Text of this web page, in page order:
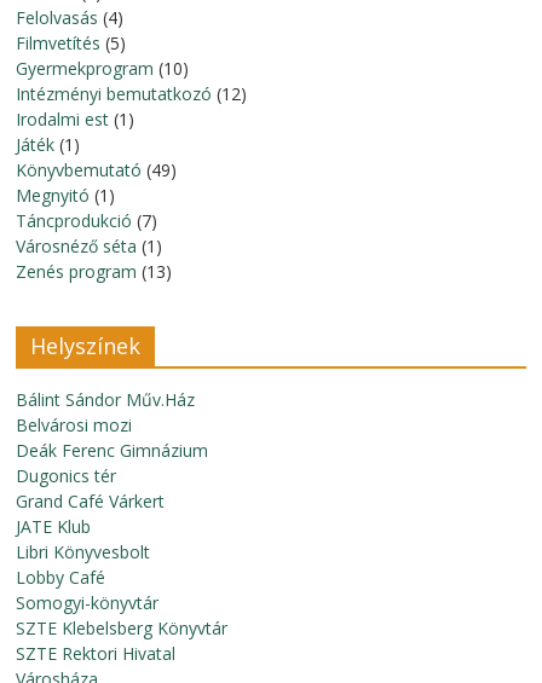
Felolvasás (4)
Filmvetítés (5)
Gyermekprogram (10)
Intézményi bemutatkozó (12)
Irodalmi est (1)
Játék (1)
Könyvbemutató (49)
Megnyitó (1)
Táncprodukció (7)
Városnéző séta (1)
Zenés program (13)
Helyszínek
Bálint Sándor Műv.Ház
Belvárosi mozi
Deák Ferenc Gimnázium
Dugonics tér
Grand Café Várkert
JATE Klub
Libri Könyvesbolt
Lobby Café
Somogyi-könyvtár
SZTE Klebelsberg Könyvtár
SZTE Rektori Hivatal